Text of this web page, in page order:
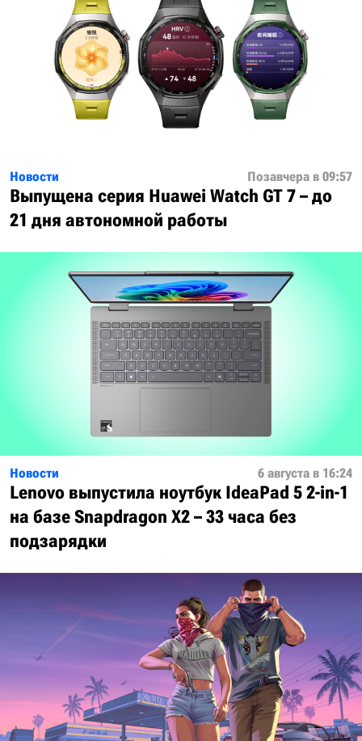
Новости Позавчера в 09:57
Выпущена серия Huawei Watch GT 7 – до
21 дня автономной работы
Новости 6 августа в 16:24
Lenovo выпустила ноутбук IdeaPad 5 2-in-1
на базе Snapdragon X2 – 33 часа без
подзарядки